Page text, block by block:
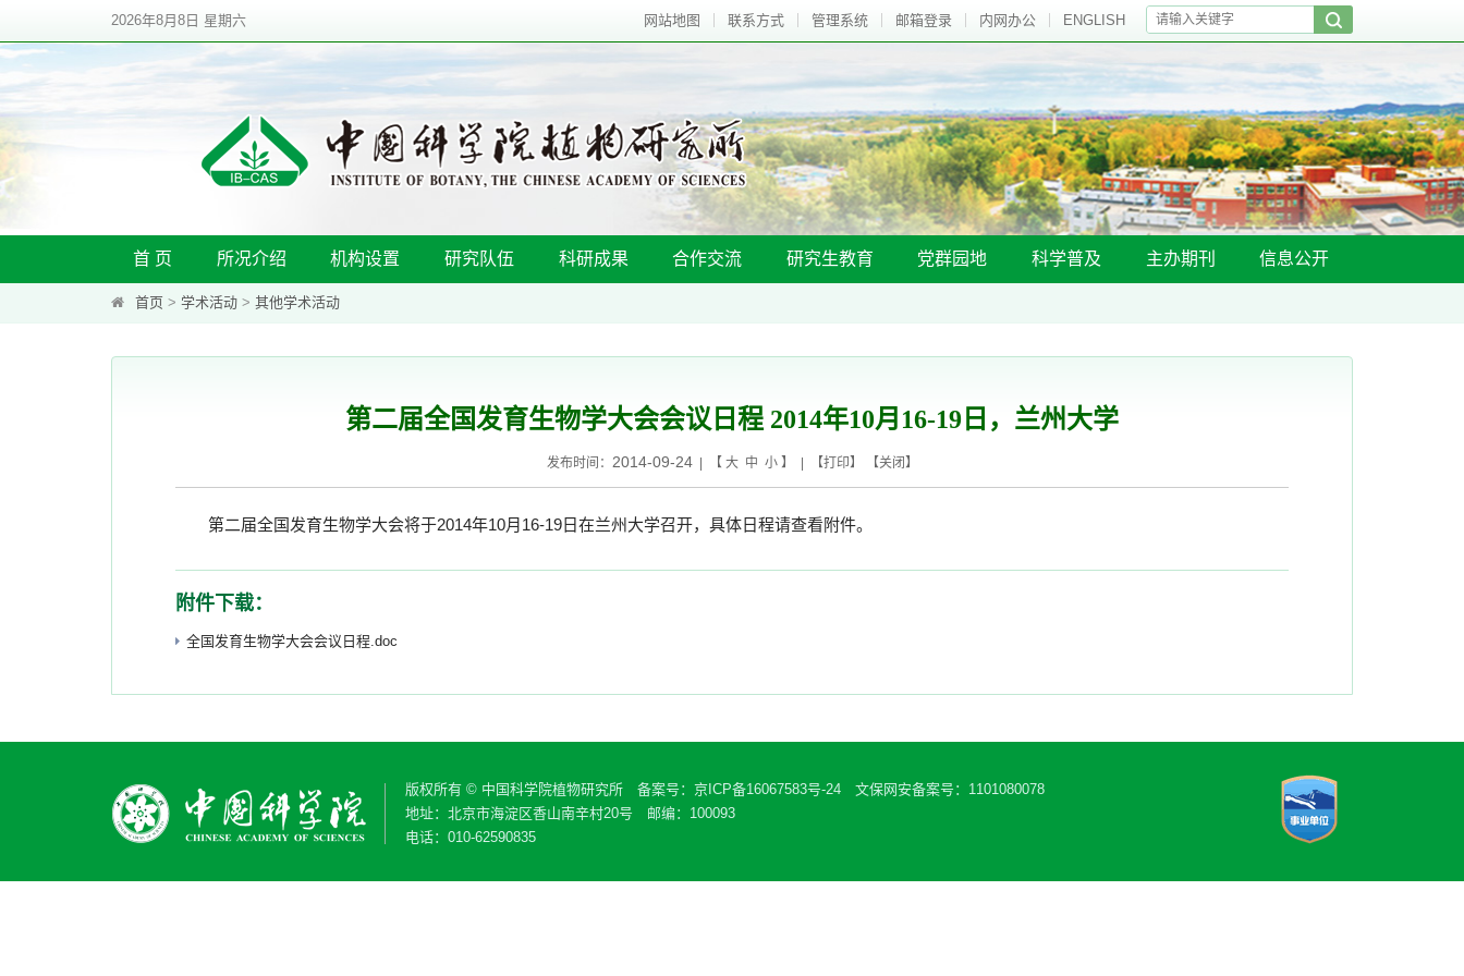
2026年8月8日 星期六 网站地图 联系方式 管理系统 邮箱登录 内网办公 ENGLISH
首 页 所况介绍 机构设置 研究队伍 科研成果 合作交流 研究生教育 党群园地 科学普及 主办期刊 信息公开
首页 > 学术活动 > 其他学术活动
第二届全国发育生物学大会会议日程 2014年10月16-19日，兰州大学
发布时间： 2014-09-24| 【 大 中 小】 | 【打印】 【关闭 】
第二届全国发育生物学大会将于2014年10月16-19日在兰州大学召开，具体日程请查看附件。
附件下载：
全国发育生物学大会会议日程.doc
版权所有 © 中国科学院植物研究所 备案号： 京ICP备16067583号-24 文保网安备案号：1101080078
地址：北京市海淀区香山南辛村20号 邮编：100093
电话：010-62590835